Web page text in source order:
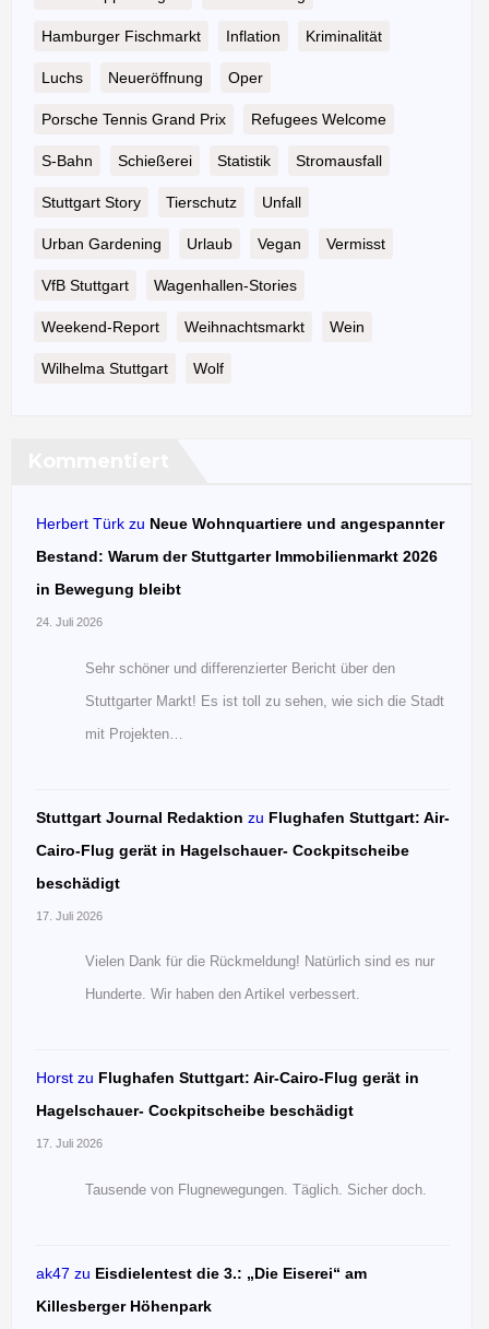
Hamburger Fischmarkt Inflation Kriminalität
Luchs Neueröffnung Oper
Porsche Tennis Grand Prix Refugees Welcome
S-Bahn Schießerei Statistik Stromausfall
Stuttgart Story Tierschutz Unfall
Urban Gardening Urlaub Vegan Vermisst
VfB Stuttgart Wagenhallen-Stories
Weekend-Report Weihnachtsmarkt Wein
Wilhelma Stuttgart Wolf
Herbert Türk zu Neue Wohnquartiere und angespannter
Bestand: Warum der Stuttgarter Immobilienmarkt 2026
in Bewegung bleibt
24. Juli 2026
Sehr schöner und differenzierter Bericht über den
Stuttgarter Markt! Es ist toll zu sehen, wie sich die Stadt
mit Projekten…
Stuttgart Journal Redaktion zu Flughafen Stuttgart: Air-
Cairo-Flug gerät in Hagelschauer- Cockpitscheibe
beschädigt
17. Juli 2026
Vielen Dank für die Rückmeldung! Natürlich sind es nur
Hunderte. Wir haben den Artikel verbessert.
Horst zu Flughafen Stuttgart: Air-Cairo-Flug gerät in
Hagelschauer- Cockpitscheibe beschädigt
17. Juli 2026
Tausende von Flugnewegungen. Täglich. Sicher doch.
ak47 zu Eisdielentest die 3.: „Die Eiserei“ am
Killesberger Höhenpark